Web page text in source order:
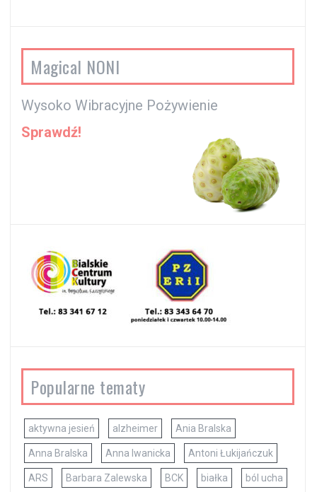
Magical NONI
Wysoko Wibracyjne Pożywienie
Sprawdź!
Popularne tematy
aktywna jesień alzheimer Ania Bralska
Anna Bralska Anna Iwanicka Antoni Łukijańczuk
ARS Barbara Zalewska BCK białka ból ucha